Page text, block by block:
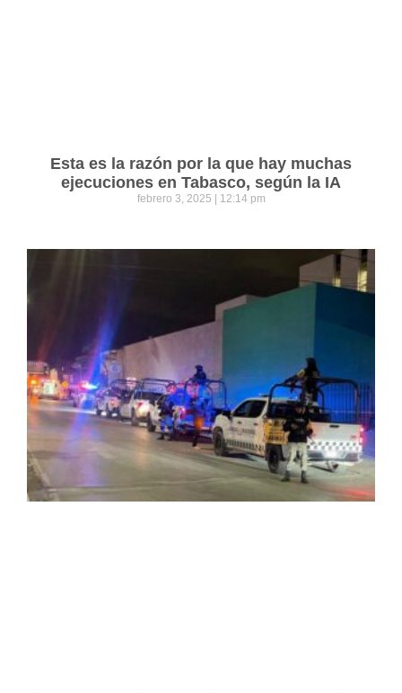
Esta es la razón por la que hay muchas
ejecuciones en Tabasco, según la IA
febrero 3, 2025 12:14 pm